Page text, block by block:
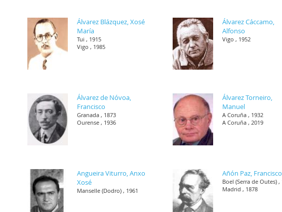
Álvarez Blázquez, Xosé
María
Tui , 1915
Vigo , 1985
Álvarez Cáccamo,
Alfonso
Vigo , 1952
Álvarez de Nóvoa,
Francisco
Granada , 1873
Ourense , 1936
Álvarez Torneiro,
Manuel
A Coruña , 1932
A Coruña , 2019
Angueira Viturro, Anxo
Xosé
Manselle (Dodro) , 1961
Añón Paz, Francisco
Boel (Serra de Outes) ,
Madrid , 1878